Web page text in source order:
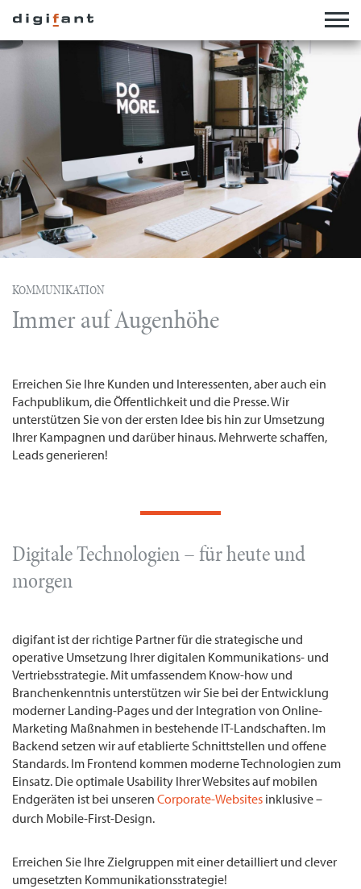
KOMMUNIKATION
Immer auf Augenhöhe
Erreichen Sie Ihre Kunden und Interessenten, aber auch ein
Fachpublikum, die Öffentlichkeit und die Presse. Wir
unterstützen Sie von der ersten Idee bis hin zur Umsetzung
Ihrer Kampagnen und darüber hinaus. Mehrwerte schaffen,
Leads generieren!
Digitale Technologien – für heute und
morgen
digifant ist der richtige Partner für die strategische und
operative Umsetzung Ihrer digitalen Kommunikations- und
Vertriebsstrategie. Mit umfassendem Know-how und
Branchenkenntnis unterstützen wir Sie bei der Entwicklung
moderner Landing-Pages und der Integration von Online-
Marketing Maßnahmen in bestehende IT-Landschaften. Im
Backend setzen wir auf etablierte Schnittstellen und offene
Standards. Im Frontend kommen moderne Technologien zum
Einsatz. Die optimale Usability Ihrer Websites auf mobilen
Endgeräten ist bei unseren Corporate-Websites inklusive –
durch Mobile-First-Design.
Erreichen Sie Ihre Zielgruppen mit einer detailliert und clever
umgesetzten Kommunikationsstrategie!